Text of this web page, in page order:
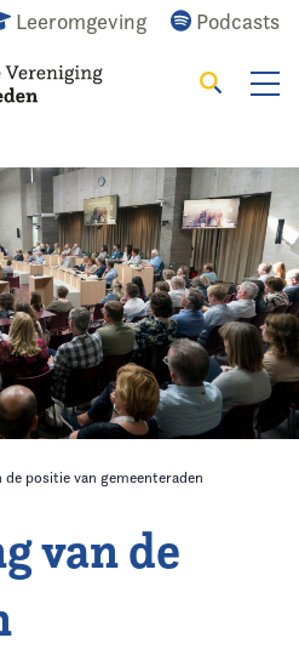
Leeromgeving Podcasts
Raadslid
Zoeken
de positie van gemeenteraden
van de